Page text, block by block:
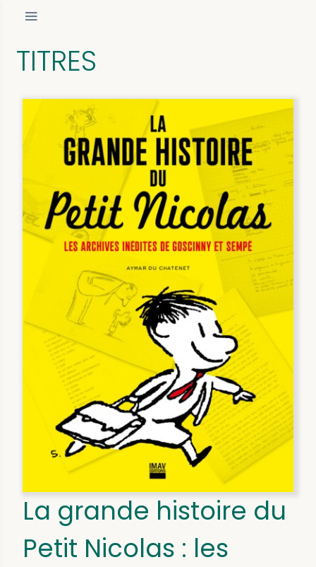
TITRES
La grande histoire du
Petit Nicolas : les